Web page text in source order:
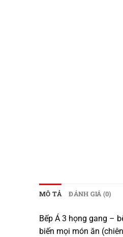
MÔ TẢ ĐÁNH GIÁ (0)
Bếp Á 3 họng gang –
biến mọi món ăn